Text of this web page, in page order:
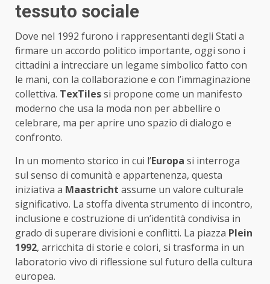
tessuto sociale
Dove nel 1992 furono i rappresentanti degli Stati a
firmare un accordo politico importante, oggi sono i
cittadini a intrecciare un legame simbolico fatto con
le mani, con la collaborazione e con l’immaginazione
collettiva. TexTilessi propone come un manifesto
moderno che usa la moda non per abbellire o
celebrare, ma per aprire uno spazio di dialogo e
confronto.
In un momento storico in cui l’Europa si interroga
sul senso di comunità e appartenenza, questa
iniziativa a Maastricht assume un valore culturale
significativo. La stoffa diventa strumento di incontro,
inclusione e costruzione di un’identità condivisa in
grado di superare divisioni e conflitti. La piazza Plein
1992, arricchita di storie e colori, si trasforma in un
laboratorio vivo di riflessione sul futuro della cultura
europea.